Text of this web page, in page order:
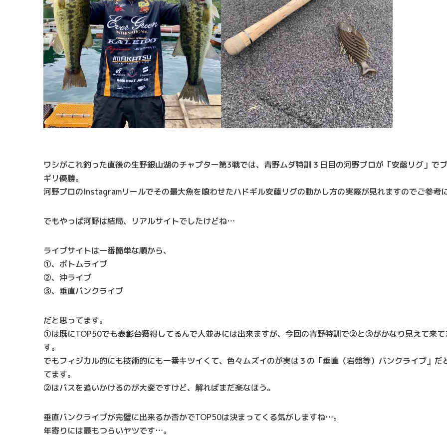
ワシがこれ釣った直後の生野銀山湖のチャプター第3戦では、青野ムダ特訓３日目の河野プロが「安藤リグ」で
ギリ優勝。
河野プロのInstagramリールでその最大魚を喰わせたハドギル安藤リグの動かし方の実際が見れますのでご参考に
でもやっぱ河野は結局、リアルサイトでしたけどね…
ライブサイトは一番簡単な順から、
①、ボトムライブ
②、沖ライブ
③、垂直バンクライブ
だと思ってます。
①は既にTOP50でも表彰台獲得してるんで人並みには出来ますが、今回の青野特訓で②と③がかなり見えて来て
す。
でもフィジカル的にも技術的にも一番キツイくて、色々ムズイのが実は３の「垂直（岩盤等）バンクライブ」だ
てます。
②はバスを追いかけるのが大変ですけど、解ればまだ楽なほう。
垂直バンクライブが完璧に出来るか否かでTOP50は決まってくる気がしますね…。
年寄りには最もつらいヤツです…。